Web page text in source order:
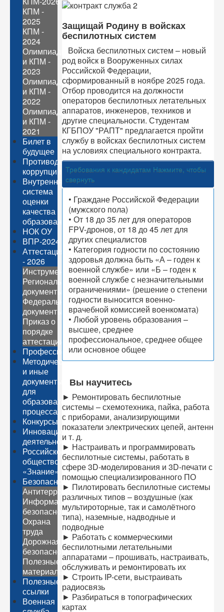
КПМ -
2025
КПМ -
2024
Олимпиады
и КПМ -
2023
Олимпиады
и КПМ -
2022
Олимпиады
и КПМ -
2021
Билет в
будущее
Противодействие
коррупции
Внутренняя
система
оценки
качества
образования
НОК ОУ
ВПР-2024
Аттестация
- 2026
Инструментарий
Региональные
документы
Федеральные
документы
Приказ о
порядке
аттестации
Профессионалитет
Методические
и иные
документы
для
образовательного
процесса
Конкурсы
Инновационная
деятельность
Российское
общество
«Знание»
Безопасность
Антитеррор
Информационная
безопасность
Охрана
труда
Дорожная
безопасность
Полезные
материалы
Полезные
ссылки
Военная
Защищай Родину в войсках
беспилотных систем
Войска беспилотных систем – новый
род войск в Вооруженных силах
Российской Федерации,
сформированный в ноябре 2025 года.
Отбор проводится на должности
операторов беспилотных летательных
аппаратов, инженеров, техников и
другие специальности. Студентам
КГБПОУ "РАПТ" предлагается пройти
службу в войсках беспилотных систем
на условиях специального контракта.
Требования к кандидатам Нажмите, чтобы
свернуть
• Граждане Российской Федерации
(мужского пола)
• От 18 до 35 лет для операторов
FPV-дронов, от 18 до 45 лет для
других специалистов
• Категория годности по состоянию
здоровья должна быть «А – годен к
военной службе» или «Б – годен к
военной службе с незначительными
ограничениями» (решение о степени
годности выносится военно-
врачебной комиссией военкомата)
• Любой уровень образования –
высшее, среднее
профессиональное, среднее общее
или основное общее
Вы научитесь
► Ремонтировать беспилотные
системы – схемотехника, пайка, работа
с приборами, анализирующими
показатели электрических цепей, антенн
и т. д.
► Настраивать и программировать
беспилотные системы, работать в
сфере 3D-моделирования и 3D-печати с
помощью специализированного ПО
► Пилотировать беспилотные системы
различных типов – воздушные (как
мультироторные, так и самолётного
типа), наземные, надводные и
подводные
► Работать с коммерческими
беспилотными летательными
аппаратами – прошивать, настраивать,
обслуживать и ремонтировать их
► Строить IP-сети, выстраивать
радиосвязь
► Разбираться в топографических
картах